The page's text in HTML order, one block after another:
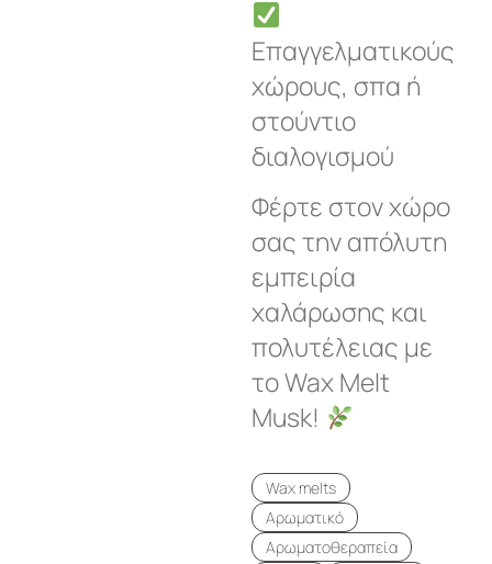
Επαγγελματικούς
χώρους, σπα ή
στούντιο
διαλογισμού
Φέρτε στον χώρο
σας την απόλυτη
εμπειρία
χαλάρωσης και
πολυτέλειας με
το Wax Melt
Musk!
Wax melts
Αρωματικό
Αρωματοθεραπεία